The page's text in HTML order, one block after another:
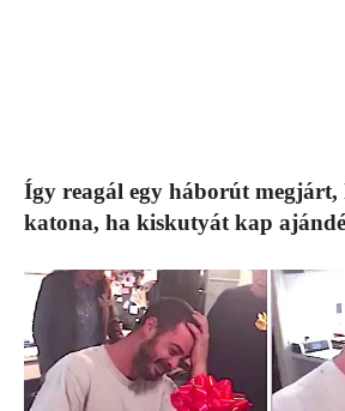
Így reagál egy háborút megjárt,
katona, ha kiskutyát kap